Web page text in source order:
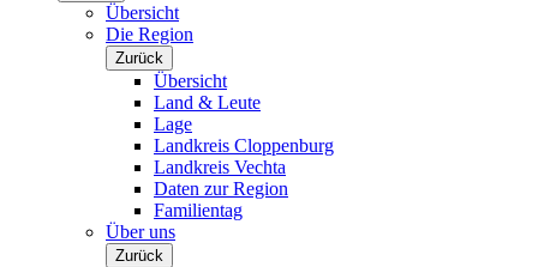
Übersicht
Die Region
Zurück
Übersicht
Land & Leute
Lage
Landkreis Cloppenburg
Landkreis Vechta
Daten zur Region
Familientag
Über uns
Zurück